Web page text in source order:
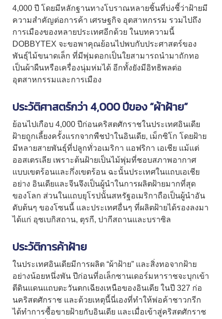
4,000 ปี โดยมีหลักฐานทางโบราณหลายชิ้นที่บ่งชี้ว่าฝ้ายมี
ความสำคัญต่อการค้า เศรษฐกิจ อุตสาหกรรม รวมไปถึง
การเมืองของหลายประเทศอีกด้วย ในบทความนี้
DOBBYTEX จะขอพาคุณย้อนไปพบกับประศาสตร์ของ
พันธ์ุไม้ขนาดเล็ก ที่มีพุ่มดอกเป็นใยสามารถนำมาถักทอ
เป็นผ้าผืนหรือเครื่องนุ่มห่มได้ อีกทั้งยังมีอิทธิพลต่อ
อุตสาหกรรมและการเมือง
ประวัติศาสตร์กว่า 4,000 ปีของ “ผ้าฝ้าย”
ย้อนไปเกือบ 4,000 ปีก่อนคริสตศักราชในประเทศอินเดีย
ฝ้ายถูกเลี้ยงครั้งแรกจากพืชป่าในอินเดีย, เม็กซิโก โดยฝ้าย
มีหลายสายพันธุ์ที่ปลูกทั่วอเมริกา แอฟริกา เอเชีย แม้แต่
ออสเตรเลีย เพราะต้นฝ้ายเป็นไม้พุ่มที่ชอบสภาพอากาศ
แบบเขตร้อนและกึ่งเขตร้อน ฉะนั้นประเทศในแถบเอเชีย
อย่าง อินเดียและจีนจึงเป็นผู้นำในการผลิตฝ้ายมากที่สุด
ของโลก ส่วนในแถบยุโรปนั้นสหรัฐอเมริกาถือเป็นผู้นำอัน
ดับต้นๆ ของโซนนี้ และประเทศอื่นๆ ที่ผลิตฝ้ายได้รองลงมา
ได้แก่ อุซเบกิสถาน, ตุรกี, ปากีสถานและบราซิล
ประวัติการค้าฝ้าย
ในประเทศอินเดียมีการผลิต “ผ้าฝ้าย” และสิ่งทอจากฝ้าย
อย่างน้อยหนึ่งพัน ปีก่อนที่อเล็กซานเดอร์มหาราชจะบุกเข้า
ตีดินแดนแถบตะวันตกเฉียงเหนือของอินเดีย ในปี 327 ก่อ
นคริสตศักราช และด้วยเหตุนี้นี่เองที่ทำให้พ่อค้าชาวกรีก
ได้ทำการซื้อขายฝ้ายกับอินเดีย และเมื่อเข้าสู่คริสตศักราช